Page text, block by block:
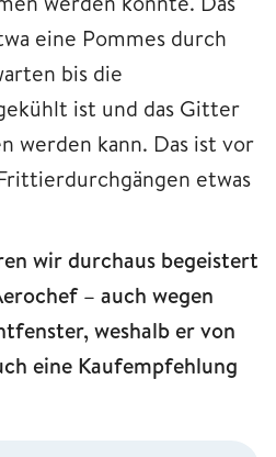
eine Pommes durch
bis die
ist und das Gitter
werden kann. Das ist vor
etwas
wir durchaus begeistert
– auch wegen
weshalb er von
eine Kaufempfehlung